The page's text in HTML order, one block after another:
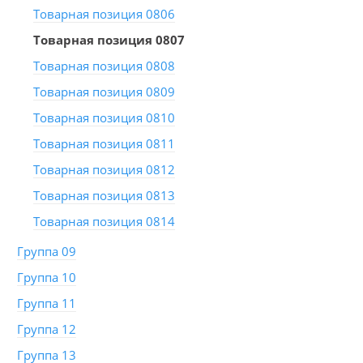
Товарная позиция 0806
Товарная позиция 0807
Товарная позиция 0808
Товарная позиция 0809
Товарная позиция 0810
Товарная позиция 0811
Товарная позиция 0812
Товарная позиция 0813
Товарная позиция 0814
Группа 09
Группа 10
Группа 11
Группа 12
Группа 13